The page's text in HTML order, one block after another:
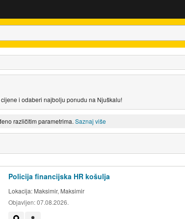
i odaberi najbolju ponudu na Njuškalu!
različitim parametrima. Saznaj više
Policija financijska HR košulja
Lokacija: Maksimir, Maksimir
Objavljen:07.08.2026.